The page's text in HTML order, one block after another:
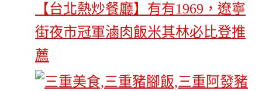
【台北熱炒餐廳】有有1969，遼寧
街夜市冠軍滷肉飯米其林必比登推
薦